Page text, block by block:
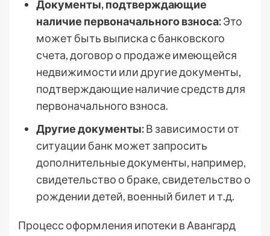
Документы, подтверждающие
наличие первоначального взноса:Это
может быть выписка с банковского
счета, договор о продаже имеющейся
недвижимости или другие документы,
подтверждающие наличие средств для
первоначального взноса.
Другие документы:В зависимости от
ситуации банк может запросить
дополнительные документы, например,
свидетельство о браке, свидетельство о
рождении детей, военный билет и т.д.
Процесс оформления ипотеки в Авангард